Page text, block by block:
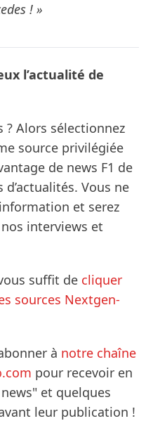
! »
l’actualité de
? Alors sélectionnez
source privilégiée
de news F1 de
Vous ne
et serez
interviews et
suffit de cliquer
sources Nextgen-
à notre chaîne
pour recevoir en
et quelques
leur publication !